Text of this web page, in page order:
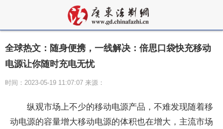
全球热文：随身便携，一线解决：倍思口袋快充移动
电源让你随时充电无忧
时间：2023-05-19 11:07:07 来源：
纵观市场上不少的移动电源产品，不难发现随着移
动电源的容量增大移动电源的体积也在增大，主流市场